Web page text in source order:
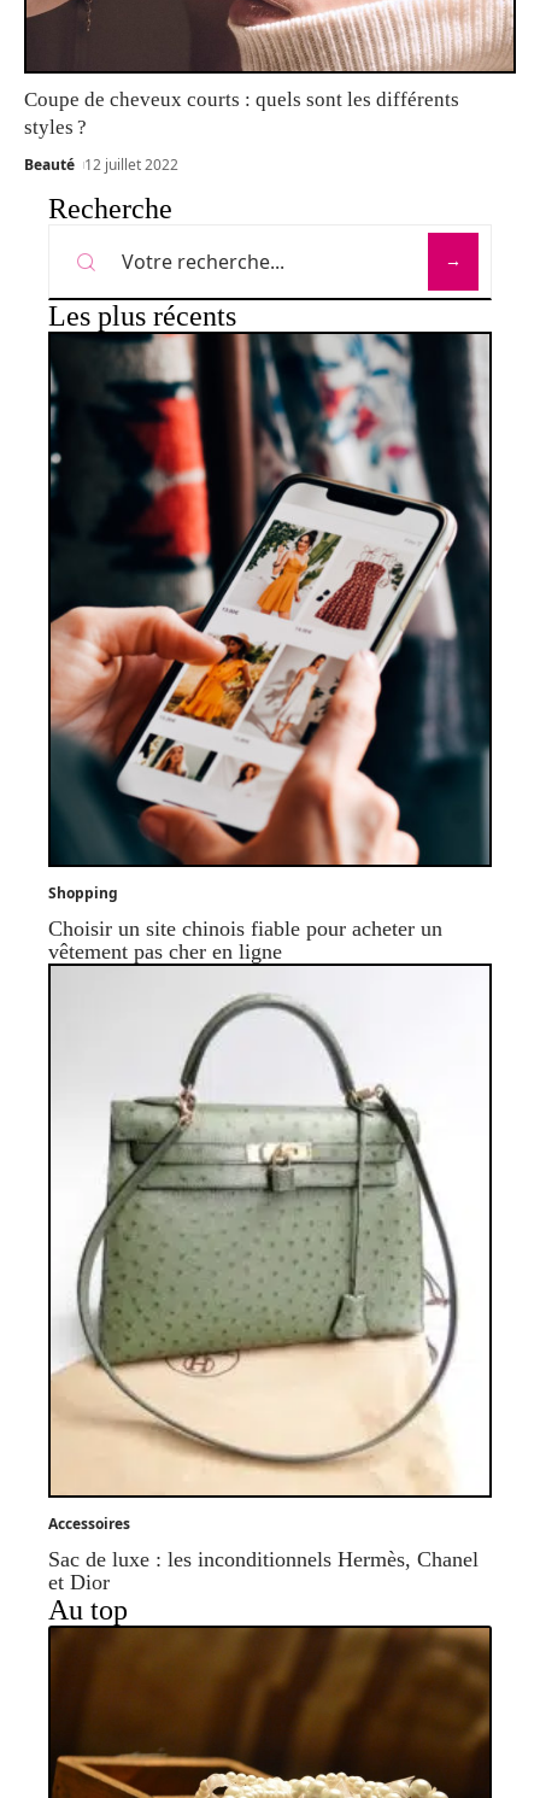
Coupe de cheveux courts : quels sont les différents
styles ?
Beauté 12 juillet 2022
Recherche
Les plus récents
Shopping
Choisir un site chinois fiable pour acheter un
vêtement pas cher en ligne
Accessoires
Sac de luxe : les inconditionnels Hermès, Chanel
et Dior
Au top